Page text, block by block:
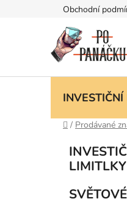
Obchodní
Domů
/ Prodávané
Přeskočit
kategorie
LIMITLKY